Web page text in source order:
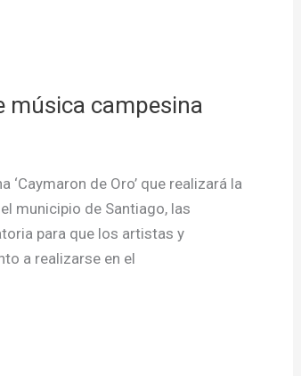
música campesina
de Oro’ que realizará la
municipio de Santiago, las
para que los artistas y
a realizarse en el